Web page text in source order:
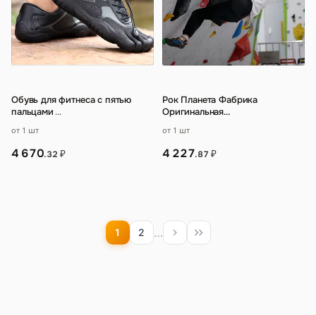
Обувь для фитнеса с пятью
пальцами…
от 1 шт
4 670.32 ₽
Рок Планета Фабрика
Оригинальная
скалолазная обувь climbx для
от 1 шт
4 227.87 ₽
1 2 …